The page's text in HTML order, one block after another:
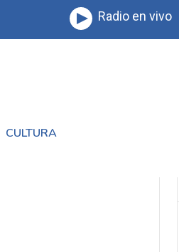
Radio en vivo
CULTURA